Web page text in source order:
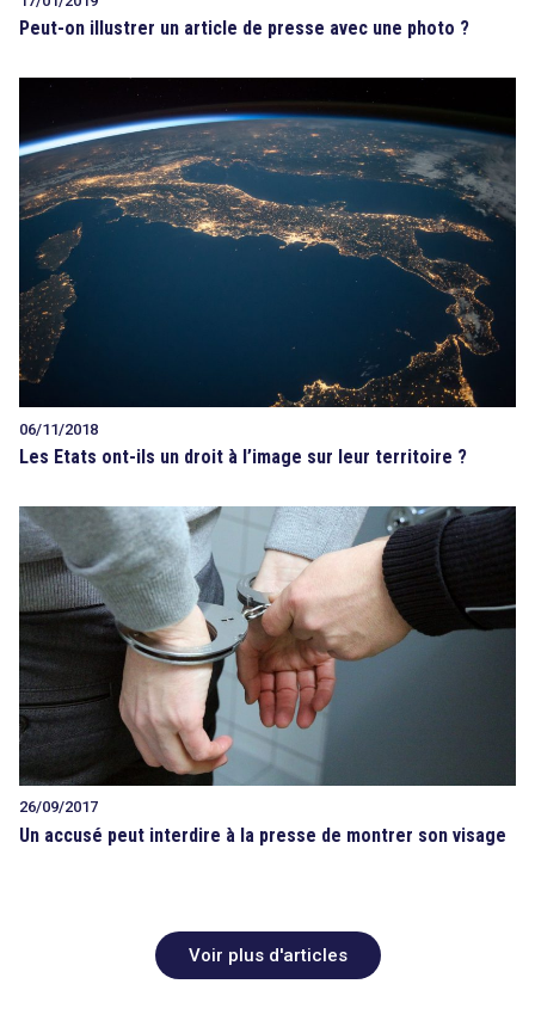
Peut-on illustrer un article de presse avec une photo ?
06/11/2018
Les Etats ont-ils un droit à l’image sur leur territoire ?
26/09/2017
Un accusé peut interdire à la presse de montrer son visage
Voir plus d'articles